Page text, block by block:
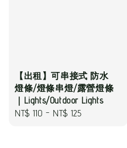
【出租】可串接式 防水
燈條/燈條串燈/露營燈條
｜Lights/Outdoor Lights
Regular
NT$ 110 - NT$ 125